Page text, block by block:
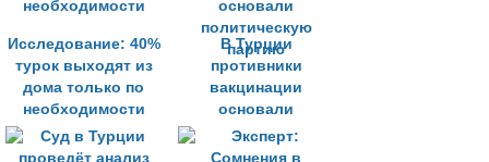
Исследование: 40%
турок выходят из
дома только по
необходимости
В Турции
противники
вакцинации
основали
политическую
партию